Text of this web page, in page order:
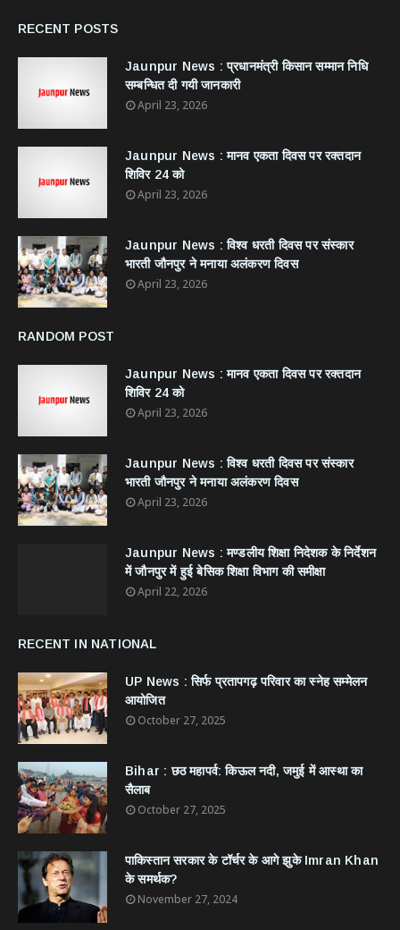
RECENT POSTS
Jaunpur News : ​प्रधानमंत्री किसान सम्मान निधि
सम्बन्धित दी गयी जानकारी
April 23, 2026
Jaunpur News : ​मानव एकता दिवस पर रक्तदान
शिविर 24 को
April 23, 2026
Jaunpur News : विश्व धरती दिवस पर संस्कार
भारती जौनपुर ने मनाया अलंकरण दिवस
April 23, 2026
RANDOM POST
Jaunpur News : ​मानव एकता दिवस पर रक्तदान
शिविर 24 को
April 23, 2026
Jaunpur News : विश्व धरती दिवस पर संस्कार
भारती जौनपुर ने मनाया अलंकरण दिवस
April 23, 2026
Jaunpur News : ​मण्डलीय शिक्षा निदेशक के निर्देशन
में जौनपुर में हुई बेसिक शिक्षा विभाग की समीक्षा
April 22, 2026
RECENT IN NATIONAL
UP News : सिर्फ प्रतापगढ़ परिवार का स्नेह सम्मेलन
आयोजित
October 27, 2025
Bihar : छठ महापर्व: किऊल नदी, जमुई में आस्था का
सैलाब
October 27, 2025
​पाकिस्तान सरकार के टॉर्चर के आगे झुके Imran Khan
के समर्थक?
November 27, 2024